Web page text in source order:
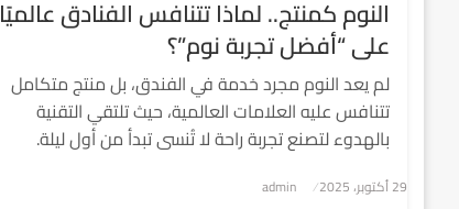
النوم كمنتج.. لماذا تتنافس الفنادق عالميًا
على “أفضل تجربة نوم”؟
لم يعد النوم مجرد خدمة في الفندق، بل منتج متكامل
تتنافس عليه العلامات العالمية، حيث تلتقي التقنية
بالهدوء لتصنع تجربة راحة لا تُنسى تبدأ من أول ليلة.
نُشر
29 أكتوبر، 2025 admin